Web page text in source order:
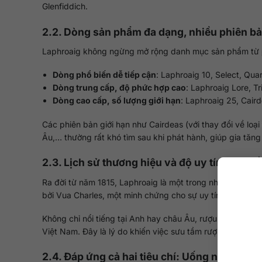
Glenfiddich.
2.2. Dòng sản phẩm đa dạng, nhiều phiên
Laphroaig không ngừng mở rộng danh mục sản phẩm
Dòng phổ biến dễ tiếp cận: Laphroaig 10, Select,
Dòng trung cấp, độ phức hợp cao: Laphroaig Lore,
Dòng cao cấp, số lượng giới hạn: Laphroaig 25,
Các phiên bản giới hạn như Cairdeas (với thay đổi về
Âu,… thường rất khó tìm sau khi phát hành, giúp gia
2.3. Lịch sử thương hiệu và độ uy tín toàn cầu
Ra đời từ năm 1815, Laphroaig là một trong những
bởi Vua Charles, một minh chứng cho sự uy tín và độ tin
Không chỉ nổi tiếng tại Anh hay châu Âu, rượu
Việt Nam. Đây là lý do khiến việc sưu tầm rượu
2.4. Đáp ứng cả hai tiêu chí: Uống ngon và